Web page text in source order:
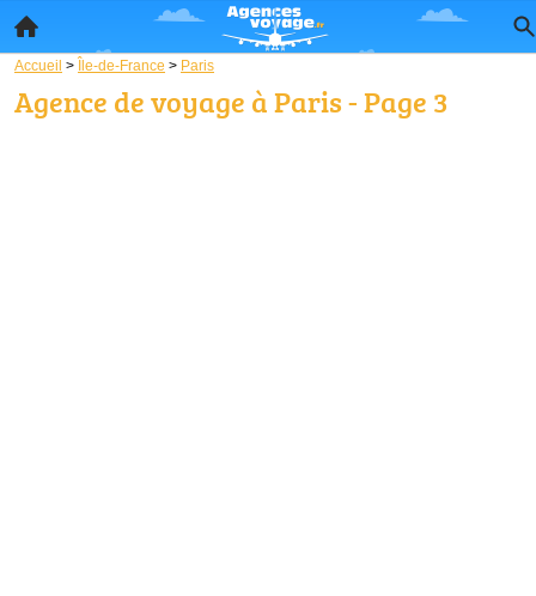
Accueil > Île-de-France > Paris
Agence de voyage à Paris - Page 3